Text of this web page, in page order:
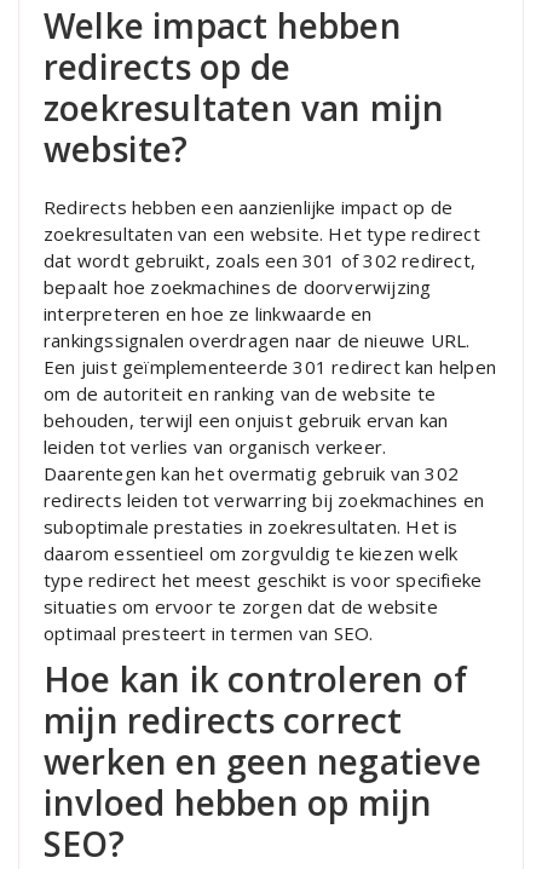
Welke impact hebben
redirects op de
zoekresultaten van mijn
website?
Redirects hebben een aanzienlijke impact op de
zoekresultaten van een website. Het type redirect
dat wordt gebruikt, zoals een 301 of 302 redirect,
bepaalt hoe zoekmachines de doorverwijzing
interpreteren en hoe ze linkwaarde en
rankingssignalen overdragen naar de nieuwe URL.
Een juist geïmplementeerde 301 redirect kan helpen
om de autoriteit en ranking van de website te
behouden, terwijl een onjuist gebruik ervan kan
leiden tot verlies van organisch verkeer.
Daarentegen kan het overmatig gebruik van 302
redirects leiden tot verwarring bij zoekmachines en
suboptimale prestaties in zoekresultaten. Het is
daarom essentieel om zorgvuldig te kiezen welk
type redirect het meest geschikt is voor specifieke
situaties om ervoor te zorgen dat de website
optimaal presteert in termen van SEO.
Hoe kan ik controleren of
mijn redirects correct
werken en geen negatieve
invloed hebben op mijn
SEO?